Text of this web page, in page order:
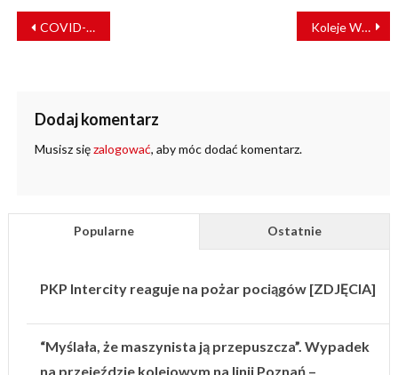
NAWIGACJA
WPISU
COVID-19: co dalej z prowadzonymi inwestycjami? Koleje Wielkopolskie zawieszają część połączeń
Dodaj komentarz
Musisz sięzalogować, aby móc dodać komentarz.
Popularne Ostatnie
PKP Intercity reaguje na pożar pociągów [ZDJĘCIA]
“Myślała, że maszynista ją przepuszcza”. Wypadek
na przejeździe kolejowym na linii Poznań –